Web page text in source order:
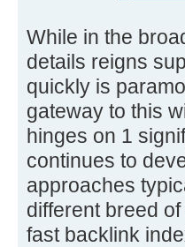
While in the
details reigns
quickly is
gateway to this
hinges on 1
continues to
approaches
different breed
fast backlink